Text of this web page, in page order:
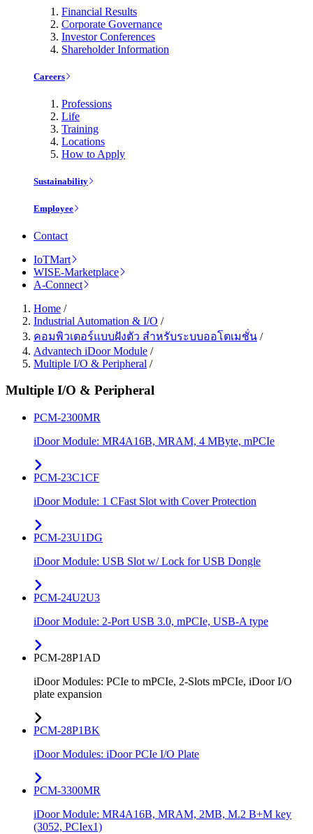
Financial Results
Corporate Governance
Investor Conferences
Shareholder Information
Careers
Professions
Life
Training
Locations
How to Apply
Sustainability
Employee
Contact
IoTMart
WISE-Marketplace
A-Connect
Home /
Industrial Automation & I/O /
คอมพิวเตอร์แบบฝังตัว สำหรับระบบออโตเมชั่น /
Advantech iDoor Module /
Multiple I/O & Peripheral /
Multiple I/O & Peripheral
PCM-2300MR
iDoor Module: MR4A16B, MRAM, 4 MByte, mPCIe
PCM-23C1CF
iDoor Module: 1 CFast Slot with Cover Protection
PCM-23U1DG
iDoor Module: USB Slot w/ Lock for USB Dongle
PCM-24U2U3
iDoor Module: 2-Port USB 3.0, mPCIe, USB-A type
PCM-28P1AD
iDoor Modules: PCIe to mPCIe, 2-Slots mPCIe, iDoor I/O
plate expansion
PCM-28P1BK
iDoor Modules: iDoor PCIe I/O Plate
PCM-3300MR
iDoor Module: MR4A16B, MRAM, 2MB, M.2 B+M key
(3052, PCIex1)